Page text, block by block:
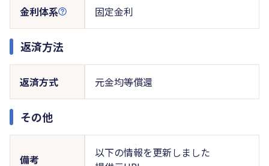
金利体系 固定金利
返済方法
返済方式 元金均等償還
その他
備考
以下の情報を更新しました